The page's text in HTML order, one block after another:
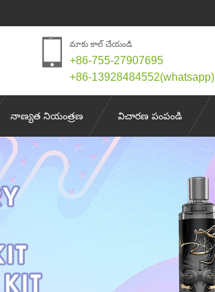
మాకు కాల్ చేయండి
+86-755-27907695
+86-13928484552(whatsapp)
నాణ్యత నియంత్రణ విచారణ పంపండి